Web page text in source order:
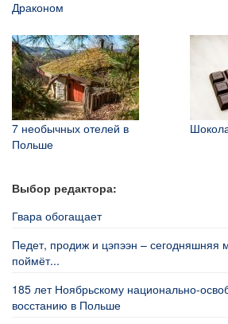
Драконом
7 необычных отелей в
Польше
Выбор редактора:
Гвара обогащает
Педет, продиж и цэпээн – сегодняшняя
поймёт...
185 лет Ноябрьскому национально-
восстанию в Польше